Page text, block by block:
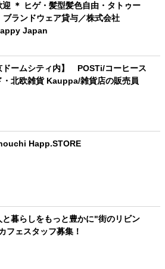
迎 ＊ ヒゲ・髪型髪色自由・タトゥー
ブランドウェア貸与／株式会社
Japan
ドームシティ内】 POSTi/コーヒース
・北欧雑貨 Kauppa/雑貨店の販売員
Happ.STORE
と暮らしをもっと豊かに"街のリビン
フェスタッフ募集！